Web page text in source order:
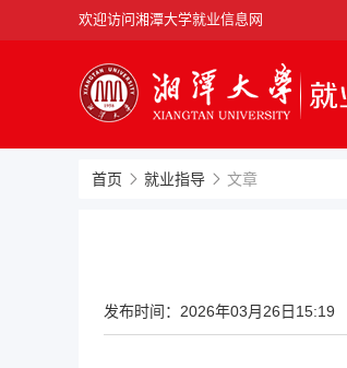
欢迎访问湘潭大学就业信息网
首页 就业指导 文章
发布时间： 2026年03月26日15:19